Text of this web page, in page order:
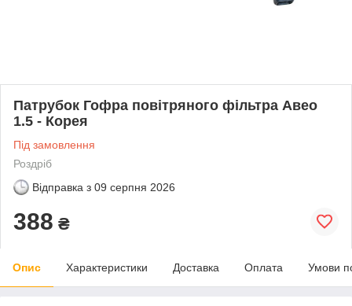
Патрубок Гофра повітряного фільтра Авео
1.5 - Корея
Під замовлення
Роздріб
Відправка з 09 серпня 2026
388 ₴
Опис Характеристики Доставка Оплата Умови